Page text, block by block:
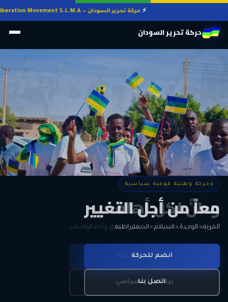
حركة تحرير السودان — Sudan Liberation Movement S.L.M.A
حركة تحرير السودان
حركة وطنية قومية سياسية
وطنٌ لكل أهله
المواطنة هي المعيار الأوحد لنيل الحقوق وأداء الواجبات
تعرّف على الحركة
برنامجنا السياسي
حركة وطنية قومية سياسية
معاً من أجل التغيير
الحرية • الوحدة • السلام • الديمقراطية
انضم للحركة
اتصل بنا